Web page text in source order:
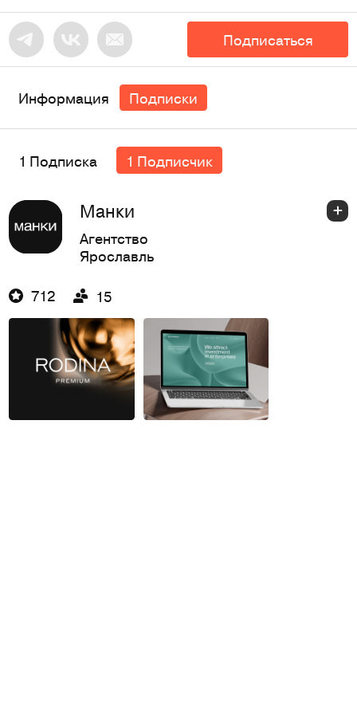
Подписаться
Информация Подписки
1 Подписка 1 Подписчик
Манки
Агентство
Ярославль
712 15